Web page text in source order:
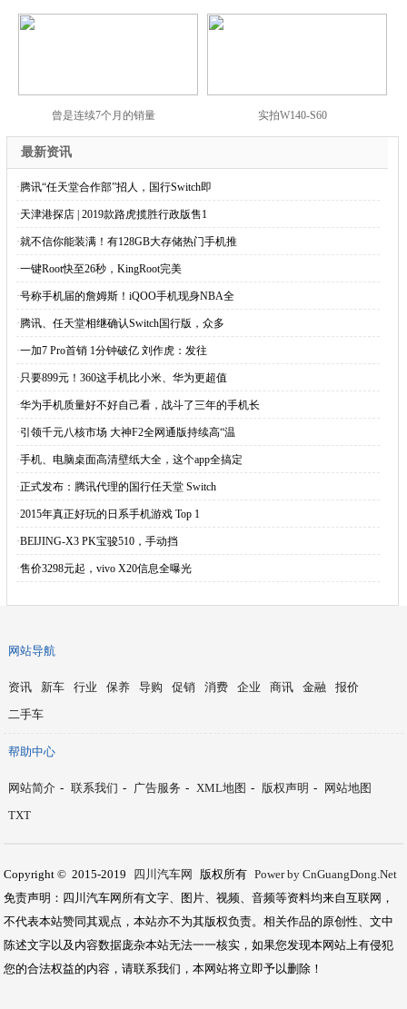
曾是连续7个月的销量 实拍W140-S60
最新资讯
·腾讯“任天堂合作部”招人，国行Switch即
·天津港探店 | 2019款路虎揽胜行政版售1
·就不信你能装满！有128GB大存储热门手机推
·一键Root快至26秒，KingRoot完美
·号称手机届的詹姆斯！iQOO手机现身NBA全
·腾讯、任天堂相继确认Switch国行版，众多
·一加7 Pro首销 1分钟破亿 刘作虎：发往
·只要899元！360这手机比小米、华为更超值
·华为手机质量好不好自己看，战斗了三年的手机长
·引领千元八核市场 大神F2全网通版持续高“温
·手机、电脑桌面高清壁纸大全，这个app全搞定
·正式发布：腾讯代理的国行任天堂 Switch
·2015年真正好玩的日系手机游戏 Top 1
·BEIJING-X3 PK宝骏510，手动挡
·售价3298元起，vivo X20信息全曝光
网站导航
资讯 新车 行业 保养 导购 促销 消费 企业 商讯 金融
报价
二手车
帮助中心
网站简介 - 联系我们 - 广告服务 - XML地图 - 版权声明 -
网站地图
TXT
Copyright © 2015-2019 四川汽车网 版权所有 Power by CnGuangDong.Net
免责声明：四川汽车网所有文字、图片、视频、音频等资料均来自互联网，
不代表本站赞同其观点，本站亦不为其版权负责。相关作品的原创性、文中
陈述文字以及内容数据庞杂本站无法一一核实，如果您发现本网站上有侵犯
您的合法权益的内容，请联系我们，本网站将立即予以删除！